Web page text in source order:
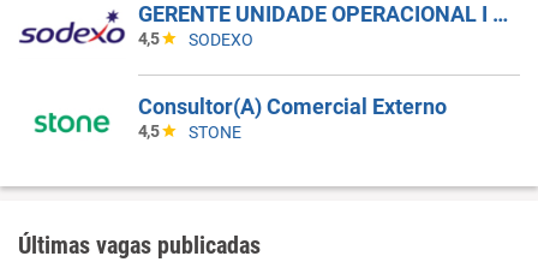
GERENTE UNIDADE OPERACIONAL I - UAN
4,5 SODEXO
Consultor(A) Comercial Externo
4,5 STONE
Últimas vagas publicadas